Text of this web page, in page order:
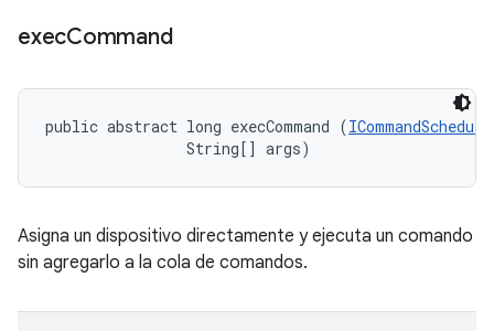
execCommand
public abstract long execCommand (
                String[] args)
Asigna un dispositivo directamente y ejecuta un comando
sin agregarlo a la cola de comandos.